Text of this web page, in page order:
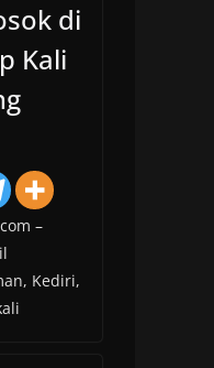
di
Kali
–
Kediri,